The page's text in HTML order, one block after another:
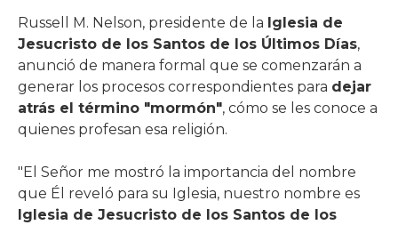
Russell M. Nelson, presidente de la Iglesia de
Jesucristo de los Santos de los Últimos Días,
anunció de manera formal que se comenzarán a
generar los procesos correspondientes para dejar
atrás el término "mormón", cómo se les conoce a
quienes profesan esa religión.
"El Señor me mostró la importancia del nombre
que Él reveló para su Iglesia, nuestro nombre es
Iglesia de Jesucristo de los Santos de los